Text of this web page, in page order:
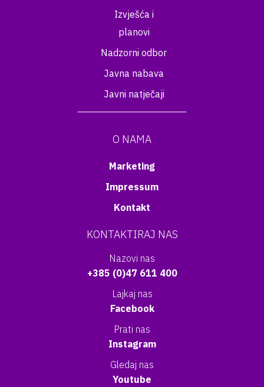
Izvješća i
planovi
Nadzorni odbor
Javna nabava
Javni natječaji
O NAMA
Marketing
Impressum
Kontakt
KONTAKTIRAJ NAS
Nazovi nas
+385 (0)47 611 400
Lajkaj nas
Facebook
Prati nas
Instagram
Gledaj nas
Youtube